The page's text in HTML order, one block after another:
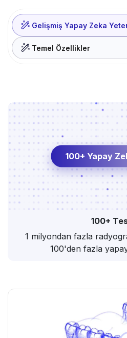
Gelişmiş Yapay Zeka
Temel Özellikler
100+ Yapay
100+
1 milyondan fazla
100'den fazla